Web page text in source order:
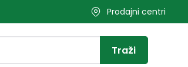
Prodajni centri
Traži